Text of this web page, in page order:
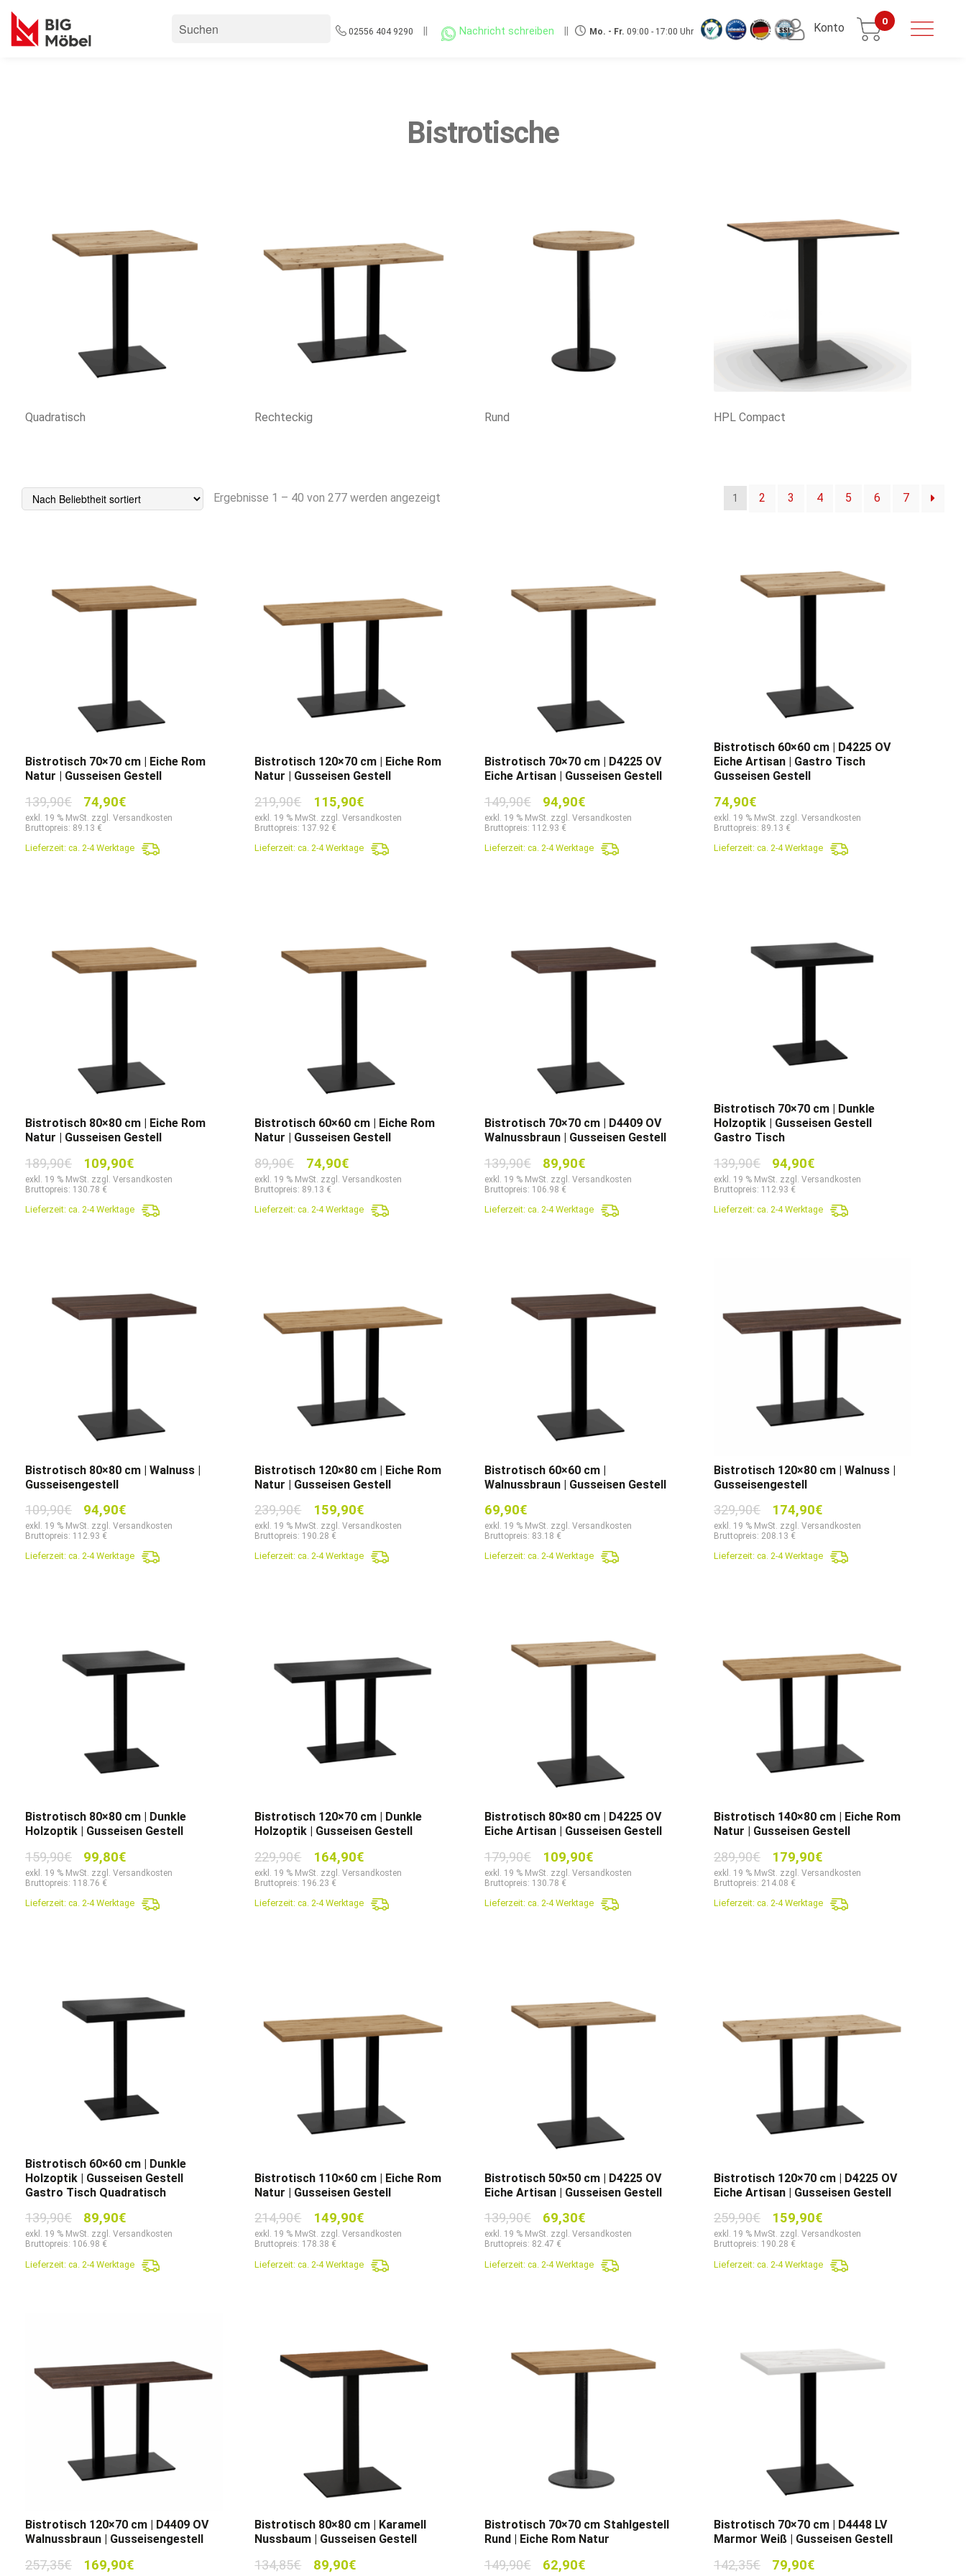
02556 404 9290 Nachricht schreiben Mo. - Fr. 09:00 - 17:00 Uhr Konto 0
Bistrotische
Quadratisch Rechteckig Rund HPL Compact
Ergebnisse 1 – 40 von 277 werden angezeigt 1 2 3 4 5 6 7
Bistrotisch 70×70 cm | Eiche Rom
Natur | Gusseisen Gestell
139,90€
Ursprünglicher
Preis
war:
139,90€
74,90€
Preis
74,90€.
exkl. 19 % MwSt. zzgl. Versandkosten
Bruttopreis: 89.13 €
Lieferzeit: ca. 2-4 Werktage
Bistrotisch 120×70 cm | Eiche Rom
Natur | Gusseisen Gestell
219,90€
Ursprünglicher
Preis
war:
219,90€
115,90€Aktueller
Preis
115,90€.
exkl. 19 % MwSt. zzgl. Versandkosten
Bruttopreis: 137.92 €
Lieferzeit:ca. 2-4 Werktage
Bistrotisch 70×70 cm | D4225 OV
Eiche Artisan | Gusseisen Gestell
149,90€
Ursprünglicher
Preis
war:
149,90€
94,90€
Preis
94,90€.
exkl. 19 % MwSt. zzgl. Versandkosten
Bruttopreis: 112.93 €
Lieferzeit: ca. 2-4 Werktage
Bistrotisch 60×60 cm | D4225 OV
Eiche Artisan | Gastro Tisch
Gusseisen Gestell
74,90€
exkl. 19 % MwSt. zzgl. Versandkosten
Bruttopreis: 89.13 €
Lieferzeit:ca. 2-4 Werktage
Bistrotisch 80×80 cm | Eiche Rom
Natur | Gusseisen Gestell
189,90€
Ursprünglicher
Preis
war:
189,90€
109,90€
Preis
109,90€.
exkl. 19 % MwSt. zzgl. Versandkosten
Bruttopreis: 130.78 €
Lieferzeit: ca. 2-4 Werktage
Bistrotisch 60×60 cm | Eiche Rom
Natur | Gusseisen Gestell
89,90€
Ursprünglicher
Preis
war:
89,90€
74,90€Aktueller
Preis
74,90€.
exkl. 19 % MwSt. zzgl. Versandkosten
Bruttopreis: 89.13 €
Lieferzeit:ca. 2-4 Werktage
Bistrotisch 70×70 cm | D4409 OV
Walnussbraun | Gusseisen Gestell
139,90€
Ursprünglicher
Preis
war:
139,90€
89,90€
Preis
89,90€.
exkl. 19 % MwSt. zzgl. Versandkosten
Bruttopreis: 106.98 €
Lieferzeit: ca. 2-4 Werktage
Bistrotisch 70×70 cm | Dunkle
Holzoptik | Gusseisen Gestell
Gastro Tisch
139,90€
Ursprünglicher
Preis
war:
139,90€
94,90€
Preis
94,90€.
exkl. 19 % MwSt. zzgl. Versandkosten
Bruttopreis: 112.93 €
Lieferzeit:ca. 2-4 Werktage
Bistrotisch 80×80 cm | Walnuss |
Gusseisengestell
109,90€
Ursprünglicher
Preis
war:
109,90€
94,90€
Preis
94,90€.
exkl. 19 % MwSt. zzgl. Versandkosten
Bruttopreis: 112.93 €
Lieferzeit: ca. 2-4 Werktage
Bistrotisch 120×80 cm | Eiche Rom
Natur | Gusseisen Gestell
239,90€
Ursprünglicher
Preis
war:
239,90€
159,90€Aktueller
Preis
159,90€.
exkl. 19 % MwSt. zzgl. Versandkosten
Bruttopreis: 190.28 €
Lieferzeit:ca. 2-4 Werktage
Bistrotisch 60×60 cm |
Walnussbraun | Gusseisen Gestell
69,90€
exkl. 19 % MwSt. zzgl. Versandkosten
Bruttopreis: 83.18 €
Lieferzeit: ca. 2-4 Werktage
Bistrotisch 120×80 cm | Walnuss |
Gusseisengestell
329,90€
Ursprünglicher
Preis
war:
329,90€
174,90€
Preis
174,90€.
exkl. 19 % MwSt. zzgl. Versandkosten
Bruttopreis: 208.13 €
Lieferzeit:ca. 2-4 Werktage
Bistrotisch 80×80 cm | Dunkle
Holzoptik | Gusseisen Gestell
159,90€
Ursprünglicher
Preis
war:
159,90€
99,80€
Preis
99,80€.
exkl. 19 % MwSt. zzgl. Versandkosten
Bruttopreis: 118.76 €
Lieferzeit: ca. 2-4 Werktage
Bistrotisch 120×70 cm | Dunkle
Holzoptik | Gusseisen Gestell
229,90€
Ursprünglicher
Preis
war:
229,90€
164,90€Aktueller
Preis
164,90€.
exkl. 19 % MwSt. zzgl. Versandkosten
Bruttopreis: 196.23 €
Lieferzeit:ca. 2-4 Werktage
Bistrotisch 80×80 cm | D4225 OV
Eiche Artisan | Gusseisen Gestell
179,90€
Ursprünglicher
Preis
war:
179,90€
109,90€
Preis
109,90€.
exkl. 19 % MwSt. zzgl. Versandkosten
Bruttopreis: 130.78 €
Lieferzeit: ca. 2-4 Werktage
Bistrotisch 140×80 cm | Eiche Rom
Natur | Gusseisen Gestell
289,90€
Ursprünglicher
Preis
war:
289,90€
179,90€
Preis
179,90€.
exkl. 19 % MwSt. zzgl. Versandkosten
Bruttopreis: 214.08 €
Lieferzeit:ca. 2-4 Werktage
Bistrotisch 60×60 cm | Dunkle
Holzoptik | Gusseisen Gestell
Gastro Tisch Quadratisch
139,90€
Ursprünglicher
Preis
war:
139,90€
89,90€
Preis
89,90€.
exkl. 19 % MwSt. zzgl. Versandkosten
Bruttopreis: 106.98 €
Lieferzeit: ca. 2-4 Werktage
Bistrotisch 110×60 cm | Eiche Rom
Natur | Gusseisen Gestell
214,90€
Ursprünglicher
Preis
war:
214,90€
149,90€Aktueller
Preis
149,90€.
exkl. 19 % MwSt. zzgl. Versandkosten
Bruttopreis: 178.38 €
Lieferzeit:ca. 2-4 Werktage
Bistrotisch 50×50 cm | D4225 OV
Eiche Artisan | Gusseisen Gestell
139,90€
Ursprünglicher
Preis
war:
139,90€
69,30€
Preis
69,30€.
exkl. 19 % MwSt. zzgl. Versandkosten
Bruttopreis: 82.47 €
Lieferzeit: ca. 2-4 Werktage
Bistrotisch 120×70 cm | D4225 OV
Eiche Artisan | Gusseisen Gestell
259,90€
Ursprünglicher
Preis
war:
259,90€
159,90€
Preis
159,90€.
exkl. 19 % MwSt. zzgl. Versandkosten
Bruttopreis: 190.28 €
Lieferzeit:ca. 2-4 Werktage
Bistrotisch 120×70 cm | D4409 OV
Walnussbraun | Gusseisengestell
257,35€
Ursprünglicher
169,90€
Bistrotisch 80×80 cm | Karamell
Nussbaum | Gusseisen Gestell
134,85€
Ursprünglicher
89,90€Aktueller
Bistrotisch 70×70 cm Stahlgestell
Rund | Eiche Rom Natur
149,90€
Ursprünglicher
62,90€
Bistrotisch 70×70 cm | D4448 LV
Marmor Weiß | Gusseisen Gestell
142,35€
Ursprünglicher
79,90€